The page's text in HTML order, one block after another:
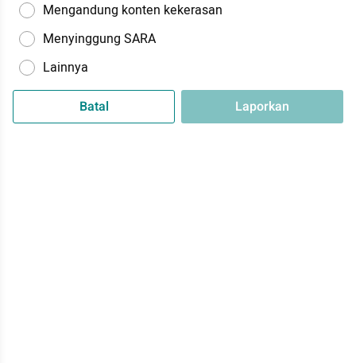
Mengandung konten kekerasan
Menyinggung SARA
Lainnya
Batal Laporkan